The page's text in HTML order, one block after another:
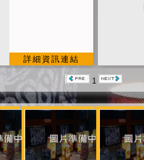
詳細資訊連結
1